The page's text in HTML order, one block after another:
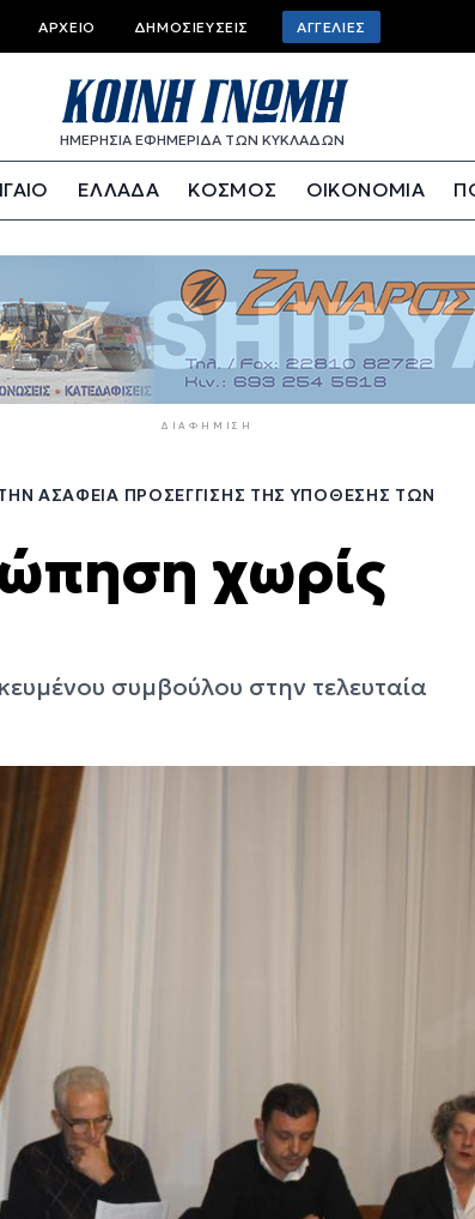
Top
bar
menu
ΑΡΧΕΊΟ ΔΗΜΟΣΙΕΎΣΕΙΣ ΑΓΓΕΛΊΕΣ
ΗΜΕΡΗΣΙΑ ΕΦΗΜΕΡΙΔΑ ΤΩΝ ΚΥΚΛΑΔΩΝ
ΕΛΛΑΔΑ ΚΟΣΜΟΣ ΟΙΚΟΝΟΜΙΑ
ΔΙΑΦΉΜΙΣΗ
ΑΣΆΦΕΙΑ ΠΡΟΣΈΓΓΙΣΗΣ ΤΗΣ ΥΠΌΘΕΣΗΣ ΤΩΝ
χωρίς
συμβούλου στην τελευταία